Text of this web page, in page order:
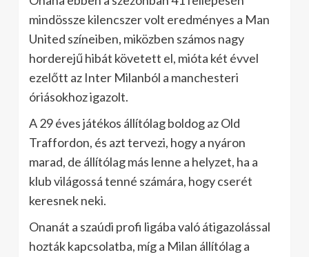
mindössze kilencszer volt eredményes a Man
United színeiben, miközben számos nagy
horderejű hibát követett el, mióta két évvel
ezelőtt az Inter Milanból a manchesteri
óriásokhoz igazolt.
A 29 éves játékos állítólag boldog az Old
Traffordon, és azt tervezi, hogy a nyáron
marad, de állítólag más lenne a helyzet, ha a
klub világossá tenné számára, hogy cserét
keresnek neki.
Onanát a szaúdi profi ligába való átigazolással
hozták kapcsolatba, míg a Milan állítólag a